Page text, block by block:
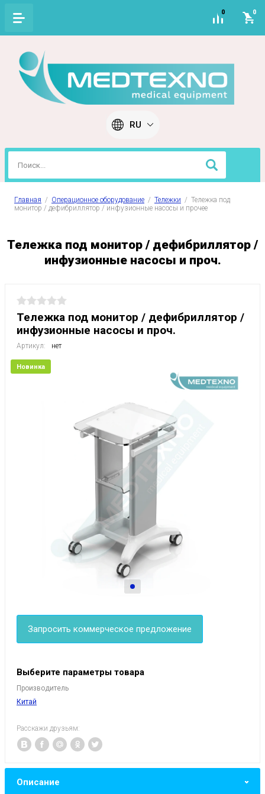
0 0
RU
Главная
  /
Операционное оборудование
  /
Тележки
  /  Тележка под
монитор / дефибриллятор / инфузионные насосы и прочее
Тележка под монитор / дефибриллятор /
инфузионные насосы и проч.
Тележка под монитор / дефибриллятор /
инфузионные насосы и проч.
Артикул: нет
Новинка
Запросить коммерческое предложение
Выберите параметры товара
Производитель
Китай
Расскажи друзьям:
Описание